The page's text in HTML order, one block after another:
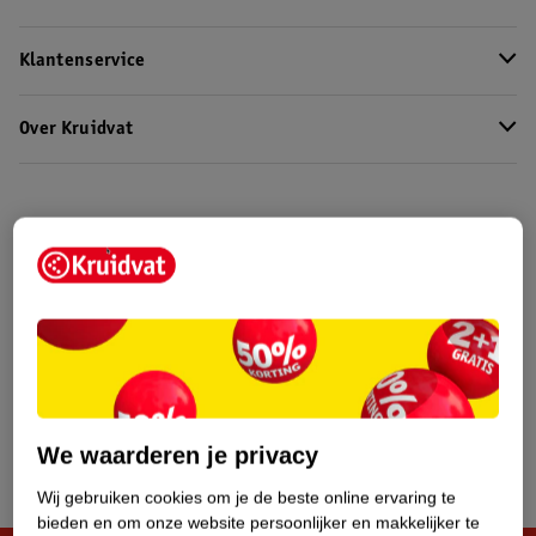
Klantenservice
Over Kruidvat
We waarderen je privacy
Wij gebruiken cookies om je de beste online ervaring te
bieden en om onze website persoonlijker en makkelijker te